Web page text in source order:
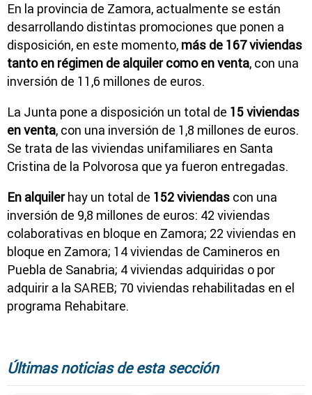
En la provincia de Zamora, actualmente se están
desarrollando distintas promociones que ponen a
disposición, en este momento, más de 167 viviendas
tanto en régimen de alquiler como en venta, con una
inversión de 11,6 millones de euros.
La Junta pone a disposición un total de 15 viviendas
en venta, con una inversión de 1,8 millones de euros.
Se trata de las viviendas unifamiliares en Santa
Cristina de la Polvorosa que ya fueron entregadas.
En alquilerhay un total de 152 viviendas con una
inversión de 9,8 millones de euros: 42 viviendas
colaborativas en bloque en Zamora; 22 viviendas en
bloque en Zamora; 14 viviendas de Camineros en
Puebla de Sanabria; 4 viviendas adquiridas o por
adquirir a la SAREB; 70 viviendas rehabilitadas en el
programa Rehabitare.
Últimas noticias de esta sección